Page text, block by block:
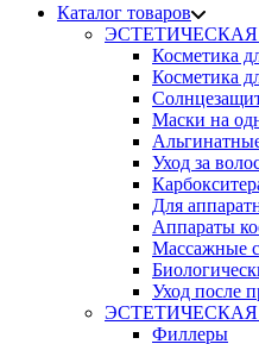
Каталог товаров
Косметика
Косметика
Маски на
Уход за
Для
Аппараты
Массажные
Уход после
Филлеры